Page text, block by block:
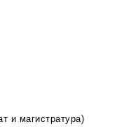
и магистратура)